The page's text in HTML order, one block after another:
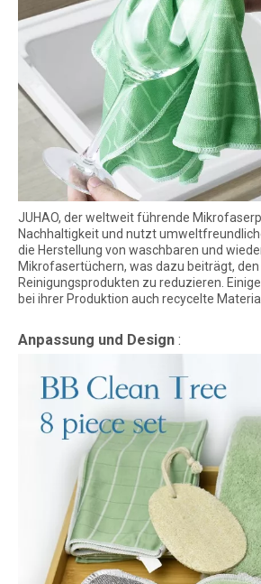
JUHAO, der weltweit führende
Nachhaltigkeit und nutzt
die Herstellung von waschbaren und
Mikrofasertüchern, was dazu beiträgt,
Reinigungsprodukten zu reduzieren.
bei ihrer Produktion auch recycelte
Anpassung und Design :